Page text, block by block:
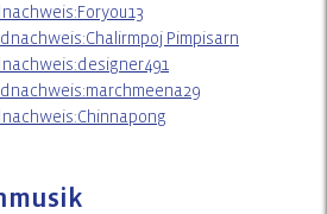
Pimpisarn